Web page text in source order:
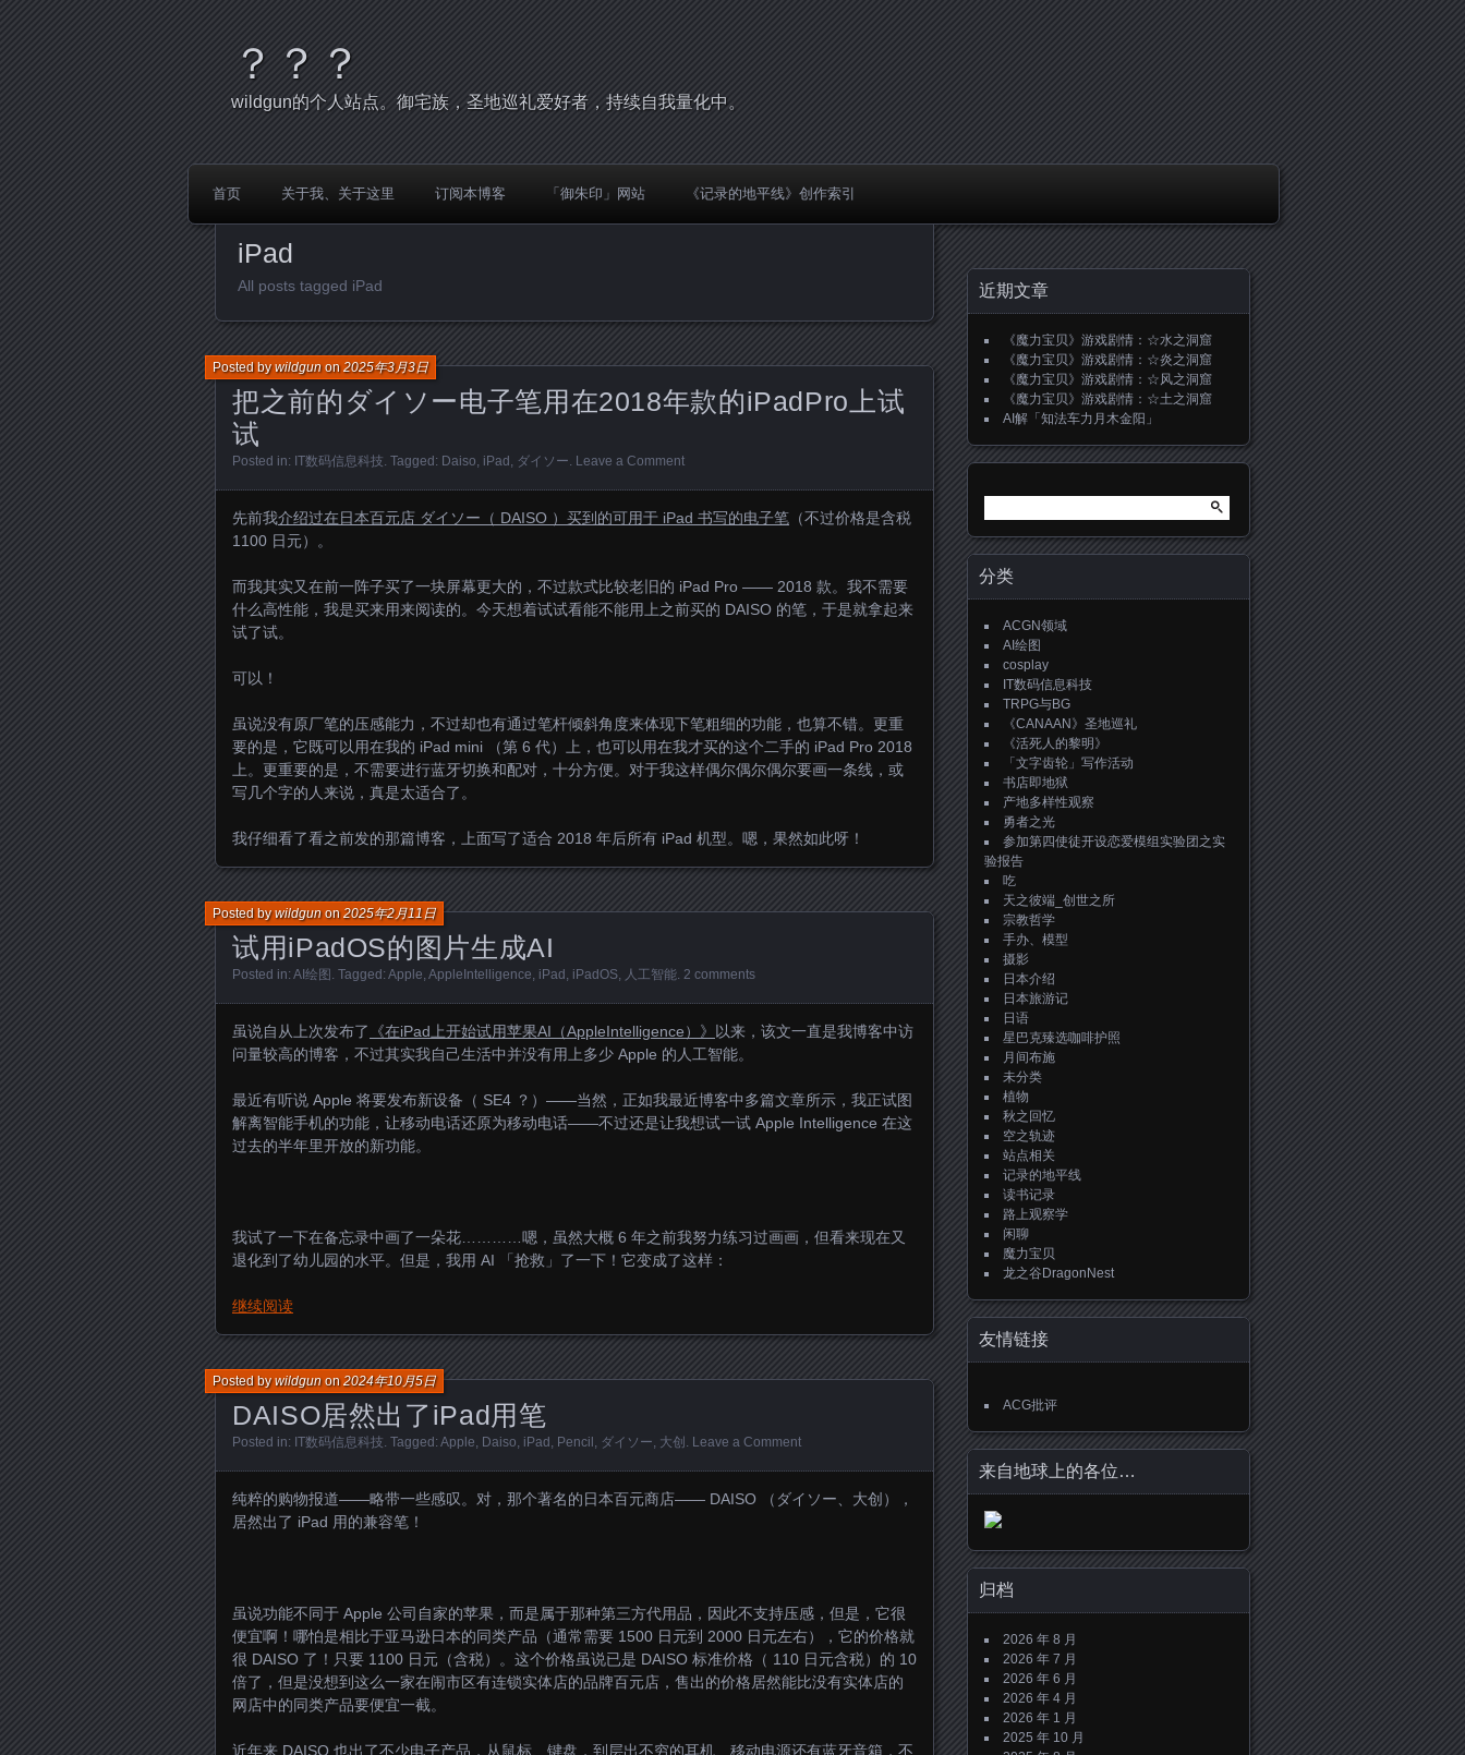
？？？
wildgun的个人站点。御宅族，圣地巡礼爱好者，持续自我量化中。
首页 关于我、关于这里 订阅本博客 「御朱印」网站 《记录的地平线》创作索引
iPad
All posts tagged iPad
把之前的ダイソー电子笔用在2018年款的iPadPro上试
试
Posted bywildgunon2025年3月3日
Posted in: IT数码信息科技 . Tagged: Daiso iPad ダイソー Leave a Comment
先前我介绍过在日本百元店 ダイソー（ DAISO ）买到的可用于 iPad 书写的电子笔 （不过价格是含税
1100 日元）。
而我其实又在前一阵子买了一块屏幕更大的，不过款式比较老旧的 iPad Pro —— 2018 款。我不需要
什么高性能，我是买来用来阅读的。今天想着试试看能不能用上之前买的 DAISO 的笔，于是就拿起来
试了试。
可以！
虽说没有原厂笔的压感能力，不过却也有通过笔杆倾斜角度来体现下笔粗细的功能，也算不错。更重
要的是，它既可以用在我的 iPad mini （第 6 代）上，也可以用在我才买的这个二手的 iPad Pro 2018
上。更重要的是，不需要进行蓝牙切换和配对，十分方便。对于我这样偶尔偶尔偶尔要画一条线，或
写几个字的人来说，真是太适合了。
我仔细看了看之前发的那篇博客，上面写了适合 2018 年后所有 iPad 机型。嗯，果然如此呀！
试用iPadOS的图片生成AI
Posted bywildgunon2025年2月11日
Posted in: AI绘图 . Tagged: Apple AppleIntelligence iPad iPadOS 人工智能 2 comments
虽说自从上次发布了 《在iPad上开始试用苹果AI（AppleIntelligence）》
以来，该文一直是我博客中访
问量较高的博客，不过其实我自己生活中并没有用上多少 Apple 的人工智能。
最近有听说 Apple 将要发布新设备（ SE4 ？）——当然，正如我最近博客中多篇文章所示，我正试图
解离智能手机的功能，让移动电话还原为移动电话——不过还是让我想试一试 Apple Intelligence 在这
过去的半年里开放的新功能。
我试了一下在备忘录中画了一朵花…………嗯，虽然大概 6 年之前我努力练习过画画，但看来现在又
退化到了幼儿园的水平。但是，我用 AI 「抢救」了一下！它变成了这样：
继续阅读
DAISO居然出了iPad用笔
Posted bywildgunon2024年10月5日
Posted in: IT数码信息科技 . Tagged: Apple Daiso iPad Pencil ダイソー 大创 Leave a Comment
纯粹的购物报道——略带一些感叹。对，那个著名的日本百元商店—— DAISO （ダイソー、大创），
居然出了 iPad 用的兼容笔！
虽说功能不同于 Apple 公司自家的苹果，而是属于那种第三方代用品，因此不支持压感，但是，它很
便宜啊！哪怕是相比于亚马逊日本的同类产品（通常需要 1500 日元到 2000 日元左右），它的价格就
很 DAISO 了！只要 1100 日元（含税）。这个价格虽说已是 DAISO 标准价格（ 110 日元含税）的 10
倍了，但是没想到这么一家在闹市区有连锁实体店的品牌百元店，售出的价格居然能比没有实体店的
网店中的同类产品要便宜一截。
近年来 DAISO 也出了不少电子产品，从鼠标、键盘，到层出不穷的耳机、移动电源还有蓝牙音箱，不
近期文章
《魔力宝贝》游戏剧情：☆水之洞窟
《魔力宝贝》游戏剧情：☆炎之洞窟
《魔力宝贝》游戏剧情：☆风之洞窟
《魔力宝贝》游戏剧情：☆土之洞窟
AI解「知法车力月木金阳」
索：
分类
ACGN领域
AI绘图
cosplay
IT数码信息科技
TRPG与BG
《CANAAN》圣地巡礼
《活死人的黎明》
「文字齿轮」写作活动
书店即地狱
产地多样性观察
勇者之光
参加第四使徒开设恋爱模组实验团之实
验报告
吃
天之彼端_创世之所
宗教哲学
手办、模型
摄影
日本介绍
日本旅游记
日语
星巴克臻选咖啡护照
月间布施
未分类
植物
秋之回忆
空之轨迹
站点相关
记录的地平线
读书记录
路上观察学
闲聊
魔力宝贝
龙之谷DragonNest
友情链接
ACG批评
来自地球上的各位…
归档
2026 年 8 月
2026 年 7 月
2026 年 6 月
2026 年 4 月
2026 年 1 月
2025 年 10 月